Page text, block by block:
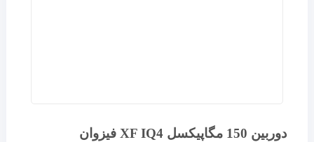
دوربین 150 مگاپیکسل XF IQ4 فیزوان